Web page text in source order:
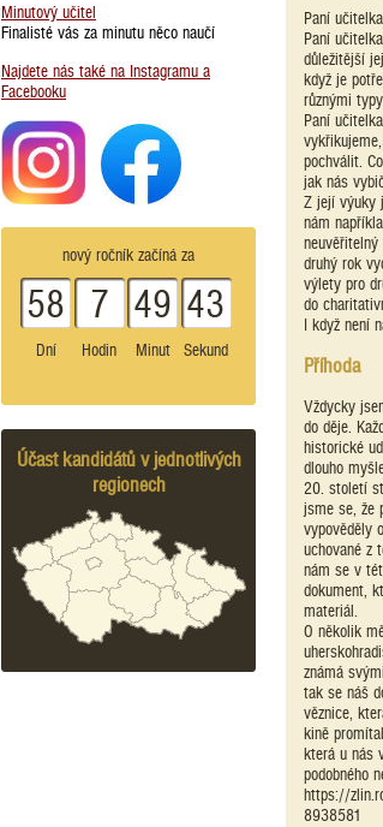
Minutový učitel
Finalisté vás za minutu něco naučí
Najdete nás také na Instagramu a
Facebooku
nový ročník začíná za
58
Dní
7
Hodin
49
Minut
43
Sekund
Účast kandidátů v jednotlivých
regionech
Paní
Paní
důležitější
když je
různými
Paní
pochválit.
jak nás
Z její výuky
nám
druhý rok
výlety pro
do
I když není
Příhoda
Vždycky
do děje.
historické
dlouho
20. století
jsme se, že
vypověděly
uchované z
nám se v
dokument,
materiál.
O několik
známá
tak se náš
věznice,
kině
která u nás
podobného
https://
8938581